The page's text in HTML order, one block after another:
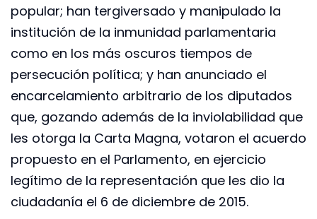
popular; han tergiversado y manipulado la
institución de la inmunidad parlamentaria
como en los más oscuros tiempos de
persecución política; y han anunciado el
encarcelamiento arbitrario de los diputados
que, gozando además de la inviolabilidad que
les otorga la Carta Magna, votaron el acuerdo
propuesto en el Parlamento, en ejercicio
legítimo de la representación que les dio la
ciudadanía el 6 de diciembre de 2015.